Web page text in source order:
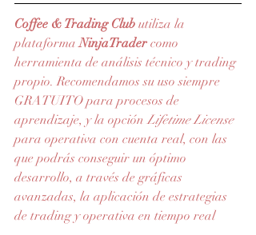
Coffee & Trading Club utiliza la
plataforma NinjaTrader como
herramienta de análisis técnico y trading
propio. Recomendamos su uso siempre
GRATUITO para procesos de
aprendizaje, y la opción Lifetime License
para operativa con cuenta real, con las
que podrás conseguir un óptimo
desarrollo, a través de gráficas
avanzadas, la aplicación de estrategias
de trading y operativa en tiempo real